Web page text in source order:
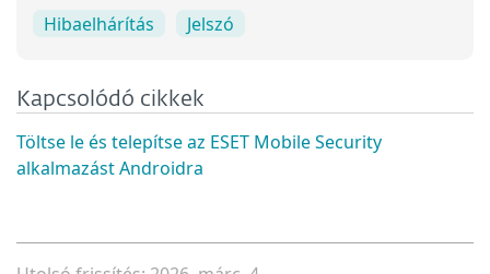
Hibaelhárítás
Jelszó
Kapcsolódó cikkek
Töltse le és telepítse az ESET Mobile Security
alkalmazást Androidra